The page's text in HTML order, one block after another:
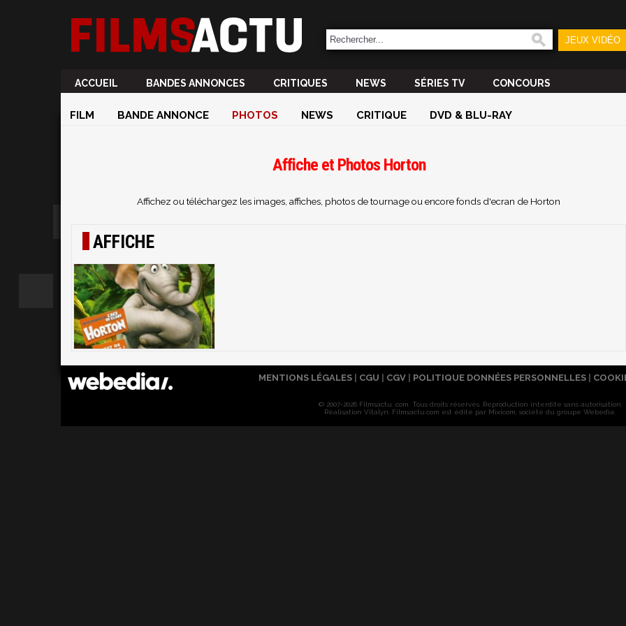
JEUX VIDÉO
ACCUEIL BANDES ANNONCES CRITIQUES NEWS SÉRIES TV CONCOURS
FILM BANDE ANNONCE PHOTOS NEWS CRITIQUE DVD & BLU-RAY
Affiche et Photos Horton
Affichez ou téléchargez les images, affiches, photos de tournage ou encore fonds d'ecran de Horton
AFFICHE
MENTIONS LÉGALES CGU CGV POLITIQUE DONNÉES PERSONNELLES
© 2007-2026 Filmsactu .com. Tous droits réservés. Reproduction interdite sans autorisation.
Réalisation Vitalyn . Filmsactu .com est édité par Mixicom, société du groupe Webedia.